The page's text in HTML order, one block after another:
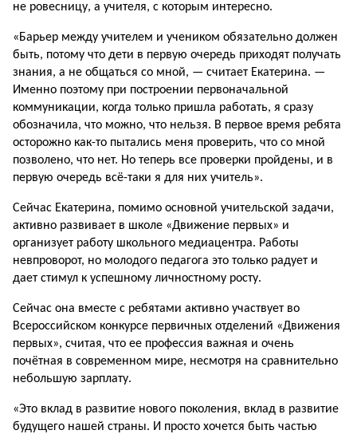
не ро­весницу, а учителя, с которым интересно.
«Барьер между учителем и учеником обязательно должен
быть, потому что дети в первую очередь приходят получать
знания, а не общаться со мной, — считает Екатерина. —
Именно поэтому при по­строении первоначальной
коммуникации, когда только пришла работать, я сразу
обозначила, что можно, что нельзя. В первое время ребята
осторожно как-то пытались меня проверить, что со мной
по­зволено, что нет. Но теперь все проверки пройдены, и в
первую очередь всё-таки я для них учитель».
Сейчас Екатерина, помимо основной учительской задачи,
активно развивает в школе «Движение первых» и
организует работу школьного медиацентра. Работы
невпроворот, но молодого педагога это только радует и
дает стимул к успешному личностному росту.
Сейчас она вместе с ребятами активно участвует во
Всероссийском конкурсе первичных отделений «Движения
пер­вых», считая, что ее профессия важная и очень
почётная в современном мире, несмотря на сравнительно
небольшую зарплату.
«Это вклад в развитие нового поколе­ния, вклад в развитие
будущего нашей страны. И просто хочется быть частью